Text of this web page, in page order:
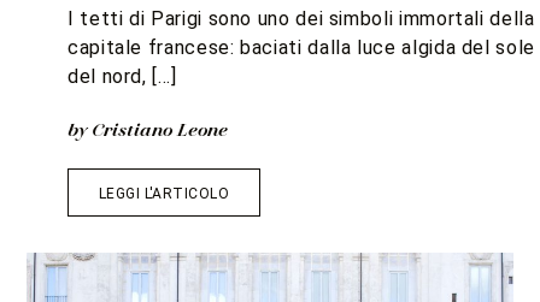
I tetti di Parigi sono uno dei simboli immortali della
capitale francese: baciati dalla luce algida del sole
del nord, […]
by Cristiano Leone
LEGGI L'ARTICOLO